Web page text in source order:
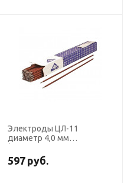
Электроды ЦЛ-11
диаметр 4,0 мм
обр. пол.) (пачка 5 кг, ЛЭЗ)
597 руб.